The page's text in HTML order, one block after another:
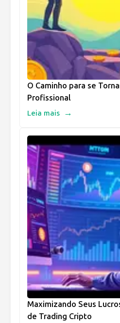
O Caminho para se
Profissional
Leia mais →
Maximizando Seus
de Trading Cripto